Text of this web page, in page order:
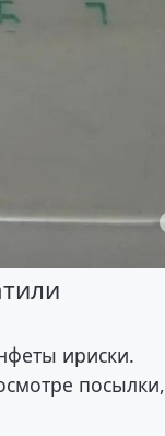
ириски.
посылки,